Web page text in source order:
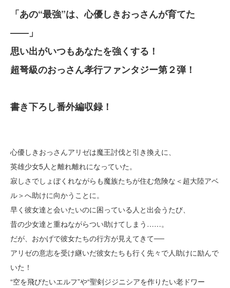
「あの“最強”は、心優しきおっさんが育てた
――」
思い出がいつもあなたを強くする！
超弩級のおっさん孝行ファンタジー第２弾！
書き下ろし番外編収録！
心優しきおっさんアリゼは魔王討伐と引き換えに、
英雄少女5人と離れ離れになっていた。
寂しさでしょぼくれながらも魔族たちが住む危険な＜超大陸アベ
ル＞へ助けに向かうことに。
早く彼女達と会いたいのに困っている人と出会うたび、
昔の少女達と重ねながらつい助けてしまう……。
だが、おかげで彼女たちの行方が見えてきて──
アリゼの意志を受け継いだ彼女たちも行く先々で人助けに励んで
いた！
“空を飛びたいエルフ”や“聖剣ジジニシアを作りたい老ドワー